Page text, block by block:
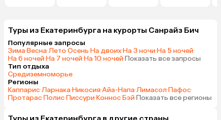
Туры из Екатеринбурга на курорты Санрайз Бич
Популярные запросы
Зима·Весна·Лето·Осень·На двоих·На 3 ночи·На 5 ночей·
На 6 ночей·На 7 ночей·На 10 ночей·Показать все запросы
Тип отдыха
Средиземноморье
Регионы
Каппарис·Ларнака·Никосия·Айа-Напа·Лимасол·Пафос·
Протарас·Полис·Писсури·Коннос Бэй·Показать все регионы
Туры из Екатеринбурга в другие страны